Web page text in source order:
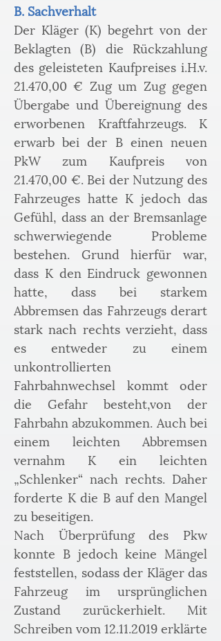
B. Sachverhalt
Der Kläger (K) begehrt von der
Beklagten (B) die Rückzahlung
des geleisteten Kaufpreises i.H.v.
21.470,00 € Zug um Zug gegen
Übergabe und Übereignung des
erworbenen Kraftfahrzeugs. K
erwarb bei der B einen neuen
PkW zum Kaufpreis von
21.470,00 €. Bei der Nutzung des
Fahrzeuges hatte K jedoch das
Gefühl, dass an der Bremsanlage
schwerwiegende Probleme
bestehen. Grund hierfür war,
dass K den Eindruck gewonnen
hatte, dass bei starkem
Abbremsen das Fahrzeugs derart
stark nach rechts verzieht, dass
es entweder zu einem
unkontrollierten
Fahrbahnwechsel kommt oder
die Gefahr besteht,von der
Fahrbahn abzukommen. Auch bei
einem leichten Abbremsen
vernahm K ein leichten
„Schlenker“ nach rechts. Daher
forderte K die B auf den Mangel
zu beseitigen.
Nach Überprüfung des Pkw
konnte B jedoch keine Mängel
feststellen, sodass der Kläger das
Fahrzeug im ursprünglichen
Zustand zurückerhielt. Mit
Schreiben vom 12.11.2019 erklärte